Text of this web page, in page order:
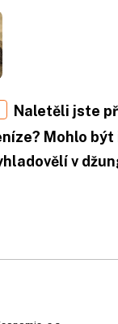
Naletěli jste
Mohlo být
v